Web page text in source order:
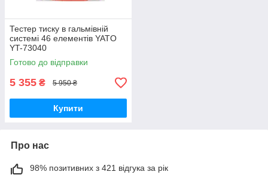
Тестер тиску в гальмівній
системі 46 елементів YATO
YT-73040
Готово до відправки
5 355 ₴ 5 950 ₴
Купити
Про нас
98% позитивних з 421 відгука за рік